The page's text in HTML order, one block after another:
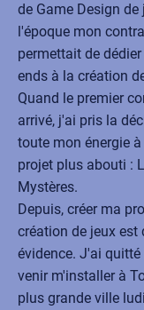
de Game Design de
l'époque mon
permettait de
ends à la création
Quand le premier
arrivé, j'ai pris la
toute mon énergie
projet plus abouti :
Mystères.
Depuis, créer ma
création de jeux est
évidence. J'ai
venir m'installer à
plus grande ville